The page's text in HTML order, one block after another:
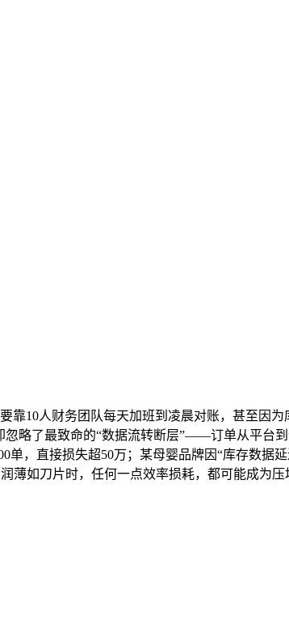
10人财务团队每天加班到凌晨对账，甚至因为
忽略了最致命的“数据流转断层”——订单从平台
，直接损失超50万；某母婴品牌因“库存数据
如刀片时，任何一点效率损耗，都可能成为压